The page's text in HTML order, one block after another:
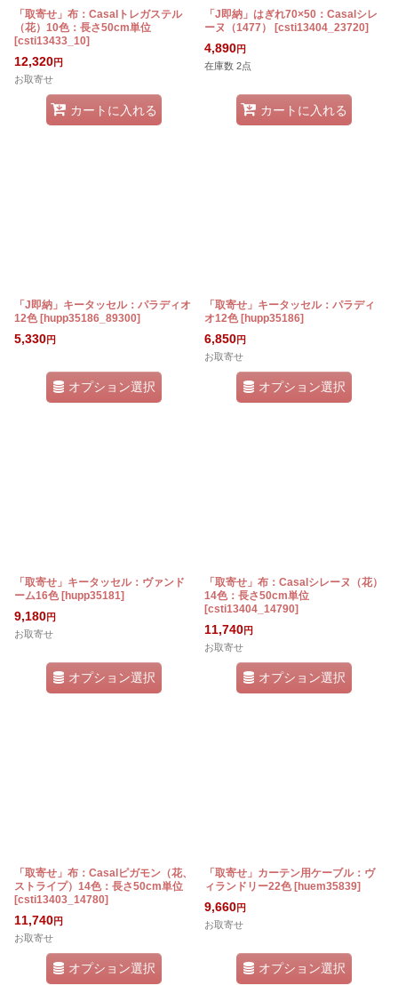
「取寄せ」布：Casalトレガステル
（花）10色：長さ50cm単位
[csti13433_10]
12,320円
お取寄せ
カートに入れる
「J即納」はぎれ70×50：Casalシレ
ーヌ（1477）
[csti13404_23720]
4,890円
在庫数 2点
カートに入れる
「J即納」キータッセル：パラディオ
12色 [hupp35186_89300]
5,330円
オプション選択
「取寄せ」キータッセル：パラディ
オ12色 [hupp35186]
6,850円
お取寄せ
オプション選択
「取寄せ」キータッセル：ヴァンド
ーム16色 [hupp35181]
9,180円
お取寄せ
オプション選択
「取寄せ」布：Casalシレーヌ（花）
14色：長さ50cm単位
[csti13404_14790]
11,740円
お取寄せ
オプション選択
「取寄せ」布：Casalピガモン（花、
ストライプ）14色：長さ50cm単位
[csti13403_14780]
11,740円
お取寄せ
オプション選択
「取寄せ」カーテン用ケーブル：ヴ
ィランドリー22色 [huem35839]
9,660円
お取寄せ
オプション選択